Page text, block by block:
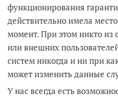
функционирования
действительно имела
момент. При этом никто из
или внешних
систем никогда и ни при
может изменить данные
У нас всегда есть